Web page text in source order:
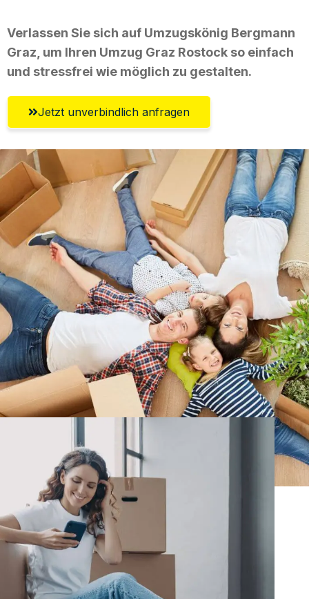
Verlassen Sie sich auf Umzugskönig Bergmann
Graz, um Ihren Umzug Graz Rostock so einfach
und stressfrei wie möglich zu gestalten.
Jetzt unverbindlich anfragen